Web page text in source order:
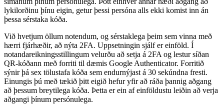
lykilorðinu þínu eigin, getur þessi persóna alls ekki komist inn án
þessa sérstaka kóða.
Við hvetjum öllum notendum, og sérstaklega þeim sem vinna með
hærri fjárhæðir, að nýta 2FA. Uppsetningin sjálf er einföld. Í
notandareikningsstillingum velurðu að setja á 2FA og lestur síðan
QR-kóðann með forriti til dæmis Google Authenticator. Forritið
sýnir þá sex tölustafa kóða sem endurnýjast á 30 sekúndna fresti.
Einungis þú með tækið þitt eigið hefur yfir að ráða þannig aðgang
að þessum breytilega kóða. Þetta er ein af einföldustu leiðin að verja
aðgangi þínum persónulega.